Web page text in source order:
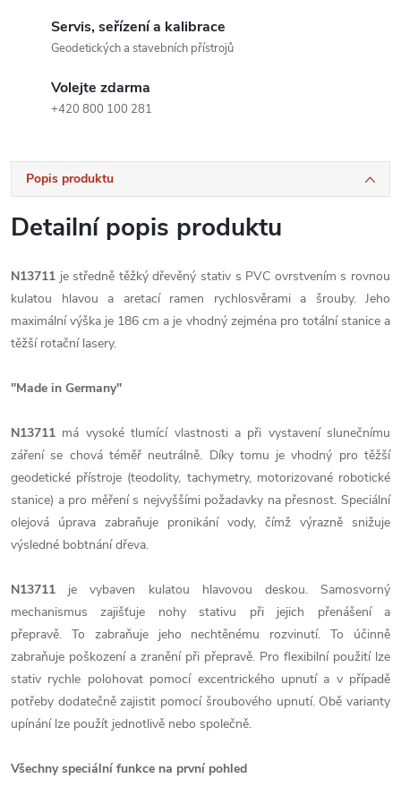
Servis, seřízení a kalibrace
Geodetických a stavebních přístrojů
Volejte zdarma
+420 800 100 281
Popis produktu
Detailní popis produktu
N13711 je středně těžký dřevěný stativ s PVC ovrstvením s rovnou
kulatou hlavou a aretací ramen rychlosvěrami a šrouby. Jeho
maximální výška je 186 cm a je vhodný zejména pro totální stanice a
těžší rotační lasery.
"Made in Germany"
N13711 má vysoké tlumící vlastnosti a při vystavení slunečnímu
záření se chová téměř neutrálně. Díky tomu je vhodný pro těžší
geodetické přístroje (teodolity, tachymetry, motorizované robotické
stanice) a pro měření s nejvyššími požadavky na přesnost. Speciální
olejová úprava zabraňuje pronikání vody, čímž výrazně snižuje
výsledné bobtnání dřeva.
N13711 je vybaven kulatou hlavovou deskou. Samosvorný
mechanismus zajišťuje nohy stativu při jejich přenášení a
přepravě. To zabraňuje jeho nechtěnému rozvinutí. To účinně
zabraňuje poškození a zranění při přepravě. Pro flexibilní použití lze
stativ rychle polohovat pomocí excentrického upnutí a v případě
potřeby dodatečně zajistit pomocí šroubového upnutí. Obě varianty
upínání lze použít jednotlivě nebo společně.
Všechny speciální funkce na první pohled